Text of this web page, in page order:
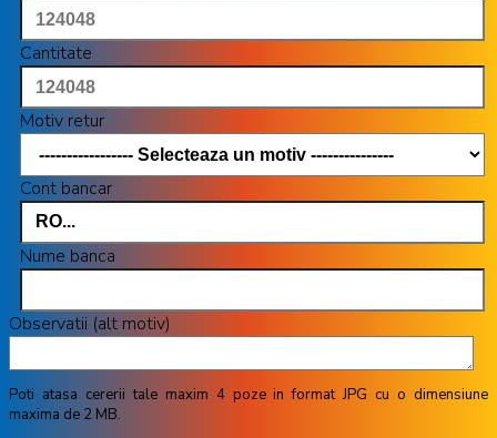
Cantitate
Motiv retur
Cont bancar
Nume banca
Observatii (alt motiv)
Poti atasa cererii tale maxim 4 poze in format JPG cu o dimensiune
maxima de 2 MB.